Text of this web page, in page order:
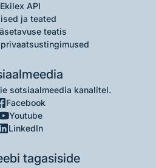
Ekilex API
ja teated
teatis
sotsiaalmeedia kanalitel.
Facebook
Youtube
LinkedIn
tagasiside